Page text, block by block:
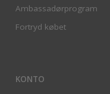
Ambassadørprogram
Fortryd købet
KONTO